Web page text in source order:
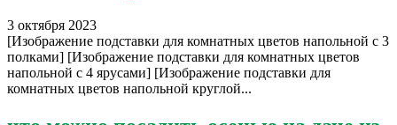
3 октября 2023
[Изображение подставки для комнатных цветов напольной с 3
полками] [Изображение подставки для комнатных цветов
напольной с 4 ярусами] [Изображение подставки для
комнатных цветов напольной круглой...